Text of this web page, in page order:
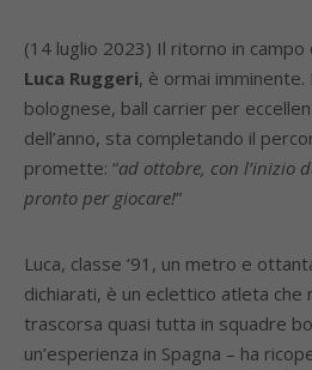
(14 luglio 2023) Il ritorno in campo
Luca Ruggeri, è ormai
bolognese, ball carrier per
dell’anno, sta completando il
promette: “ad ottobre, con l’inizio
pronto per giocare!”
Luca, classe ‘91, un metro e
dichiarati, è un eclettico atleta che
trascorsa quasi tutta in squadre
un’esperienza in Spagna – ha